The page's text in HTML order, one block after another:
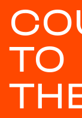
TO